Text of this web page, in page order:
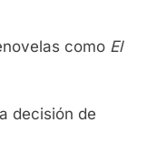
como El
decisión de